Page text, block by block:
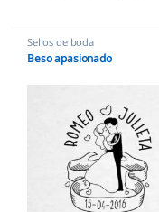
Sellos de boda
Beso apasionado